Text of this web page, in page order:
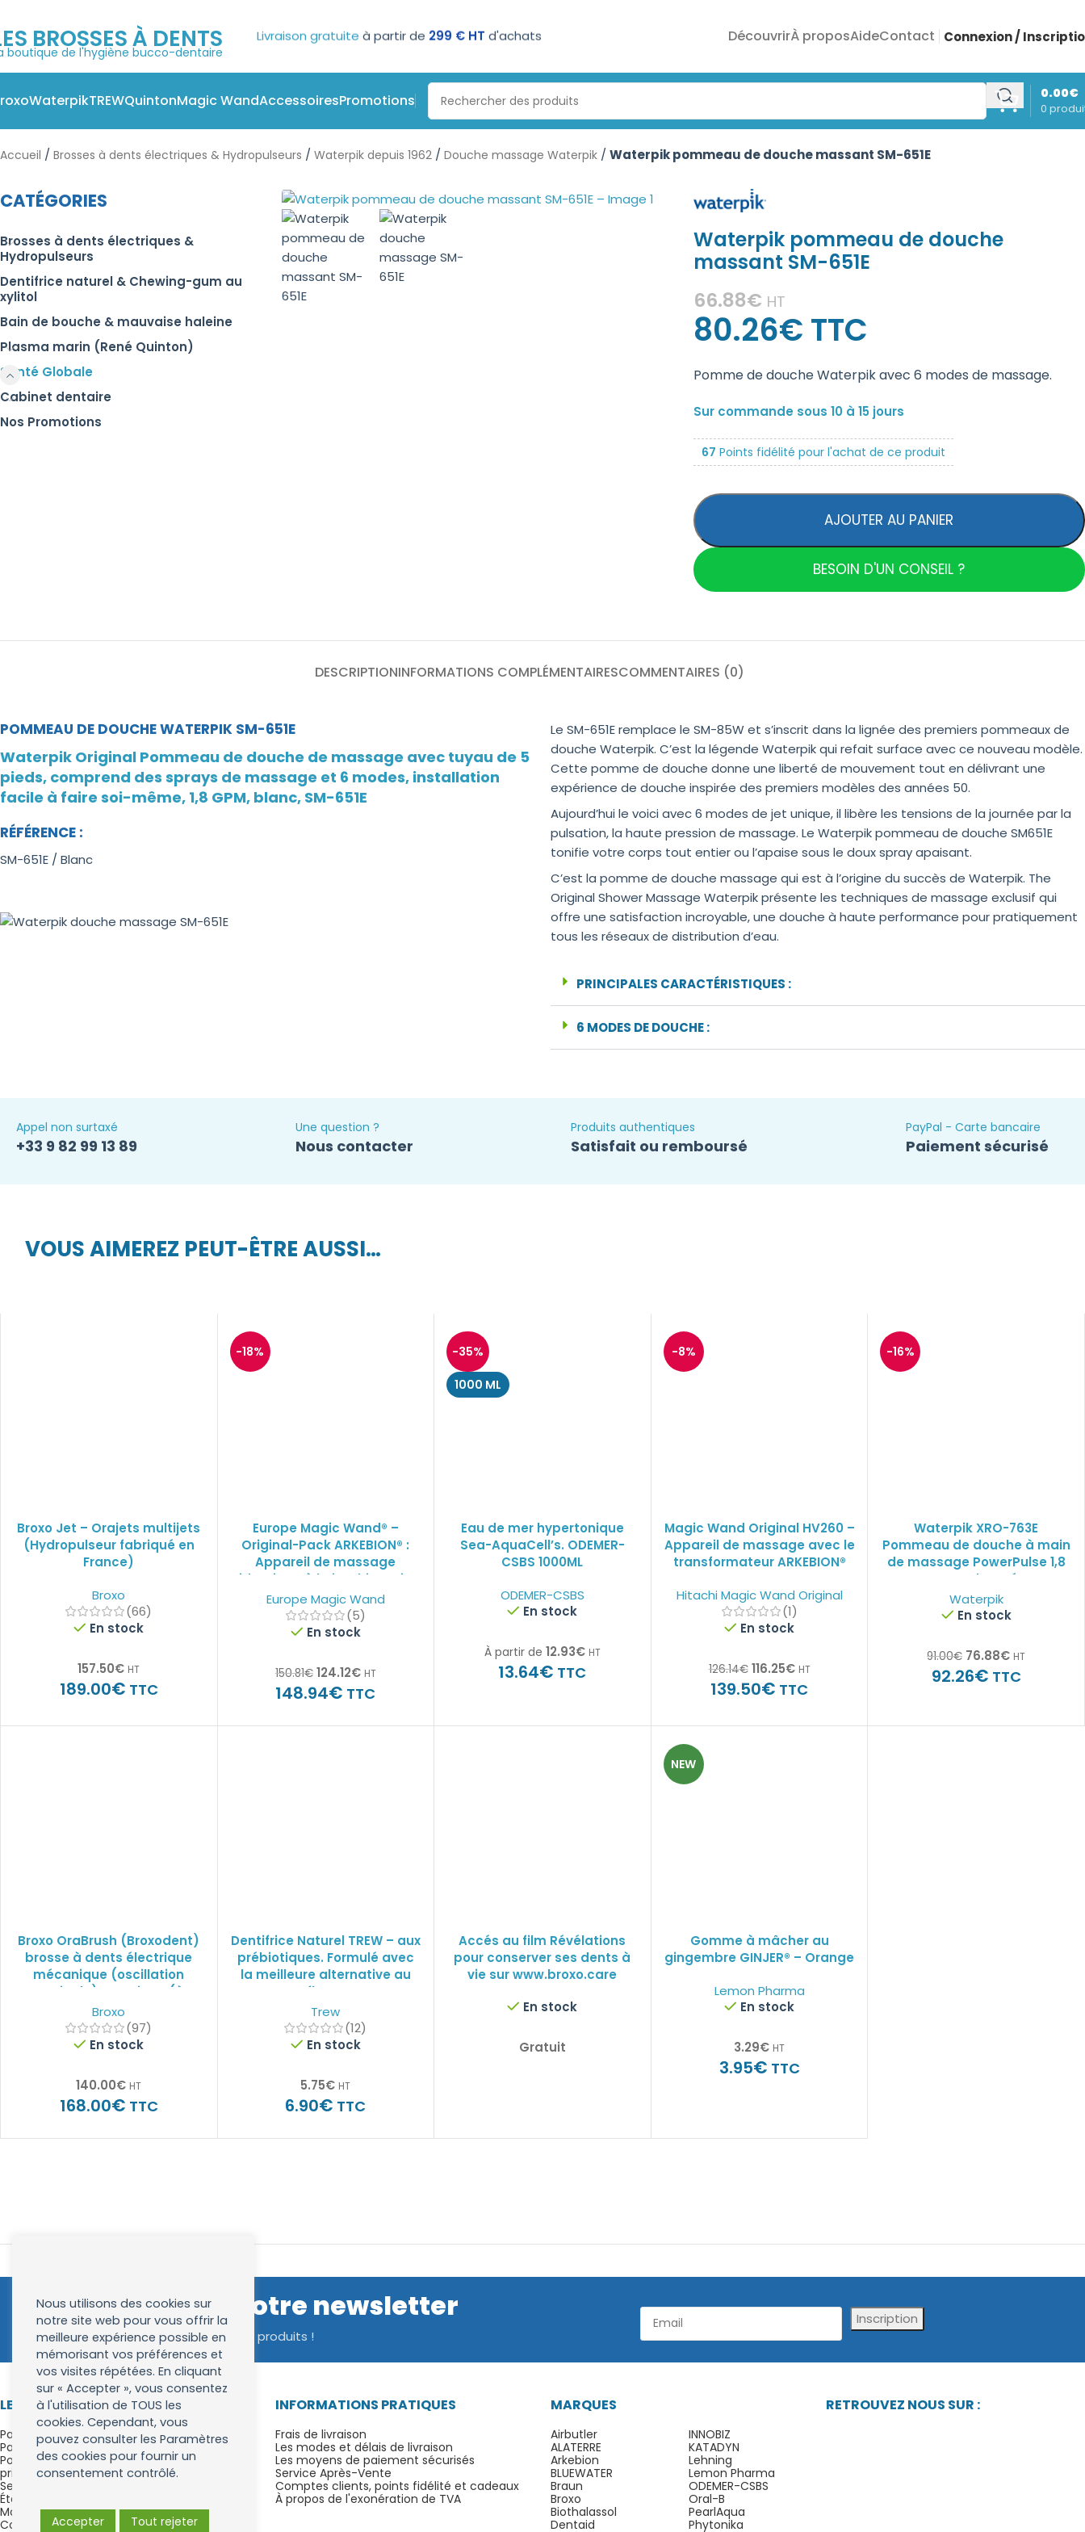
BROSSES À DENTS
boutique de l'hygiène bucco-dentaire Paiement en 3 ou 4 fois sans frais
DécouvrirÀ proposAideContact Connexion /
WaterpikTREWQuintonMagic WandAccessoiresPromotions 0
0.00€
Accueil / Brosses à dents électriques & Hydropulseurs / Waterpik depuis 1962 / Douche massage Waterpik / Waterpik pommeau de douche massant SM-651E
CATÉGORIES
Brosses à dents électriques &
Hydropulseurs
Dentifrice naturel & Chewing-gum au
xylitol
Bain de bouche & mauvaise haleine
Plasma marin (René Quinton)
Santé Globale
Cabinet dentaire
Nos Promotions
Waterpik pommeau de douche
massant SM-651E
66.88€ HT
80.26€ TTC
Pomme de douche Waterpik avec 6 modes de massage.
Sur commande sous 10 à 15 jours
67 Points fidélité pour l'achat de ce produit
AJOUTER AU PANIER
BESOIN D'UN CONSEIL ?
DESCRIPTIONINFORMATIONS COMPLÉMENTAIRESCOMMENTAIRES (0)
POMMEAU DE DOUCHE WATERPIK SM-651E
Waterpik Original Pommeau de douche de massage avec tuyau de 5
pieds, comprend des sprays de massage et 6 modes, installation
facile à faire soi-même, 1,8 GPM, blanc, SM-651E
RÉFÉRENCE :
SM-651E / Blanc
Le SM-651E remplace le SM-85W et s’inscrit dans la lignée des premiers pommeaux de
douche Waterpik. C’est la légende Waterpik qui refait surface avec ce nouveau modèle.
Cette pomme de douche donne une liberté de mouvement tout en délivrant une
expérience de douche inspirée des premiers modèles des années 50.
Aujourd’hui le voici avec 6 modes de jet unique, il libère les tensions de la journée par la
pulsation, la haute pression de massage. Le Waterpik pommeau de douche SM651E
tonifie votre corps tout entier ou l’apaise sous le doux spray apaisant.
C’est la pomme de douche massage qui est à l’origine du succès de Waterpik. The
Original Shower Massage Waterpik présente les techniques de massage exclusif qui
offre une satisfaction incroyable, une douche à haute performance pour pratiquement
tous les réseaux de distribution d’eau.
PRINCIPALES CARACTÉRISTIQUES :
6 MODES DE DOUCHE :
Appel non surtaxé
+33 9 82 99 13 89
Une question ?
Nous contacter
Produits authentiques
Satisfait ou remboursé
PayPal - Carte bancaire
Paiement sécurisé
VOUS AIMEREZ PEUT-ÊTRE AUSSI…
Broxo Jet – Orajets multijets
(Hydropulseur fabriqué en
France)
Broxo
(66)
En stock
157.50€ HT
189.00€ TTC
-18%
Europe Magic Wand® –
Original-Pack ARKEBION® :
Appareil de massage
identique à l’Hitachi Magic
Wand HV250R + 2 embouts +
Protège RFID
Europe Magic Wand
(5)
En stock
150.81€ 124.12€ HT
148.94€ TTC
-35%
1000 ML
Eau de mer hypertonique
Sea-AquaCell’s. ODEMER-
CSBS 1000ML
ODEMER-CSBS
En stock
À partir de 12.93€ HT
13.64€ TTC
-8%
Magic Wand Original HV260 –
Appareil de massage avec le
transformateur ARKEBION®
Hitachi Magic Wand Original
(1)
En stock
126.14€ 116.25€ HT
139.50€ TTC
-16%
Waterpik XRO-763E
Pommeau de douche à main
de massage PowerPulse 1,8
GPM Chromé
Waterpik
En stock
91.00€ 76.88€ HT
92.26€ TTC
Broxo OraBrush (Broxodent)
brosse à dents électrique
mécanique (oscillation
verticale) & sonique (à
cavitation hydrodynamique)
Broxo
(97)
En stock
140.00€ HT
168.00€ TTC
Dentifrice Naturel TREW – aux
prébiotiques. Formulé avec
la meilleure alternative au
fluor !
Trew
(12)
En stock
5.75€ HT
6.90€ TTC
Accés au film Révélations
pour conserver ses dents à
vie sur www.broxo.care
En stock
Gratuit
NEW
Gomme à mâcher au
gingembre GINJER® – Orange
Lemon Pharma
En stock
3.29€ HT
3.95€ TTC
Inscrivez vous à notre newsletter
Bénéficiez d'avantages exclusifs sur nos produits !
Inscription
LESBROSSESADENTS.FR
Paiement en 4x sans frais avec Alma ou
PayPal
Politique concernant le respect de la vie
privée
Service client
Étapes de vos achats en ligne
Modalités de rétractation
Conditions générales de vente
INFORMATIONS PRATIQUES
Frais de livraison
Les modes et délais de livraison
Les moyens de paiement sécurisés
Service Après-Vente
Comptes clients, points fidélité et cadeaux
À propos de l'exonération de TVA
MARQUES
Airbutler
ALATERRE
Arkebion
BLUEWATER
Braun
Broxo
Biothalassol
Dentaid
INNOBIZ
KATADYN
Lehning
Lemon Pharma
ODEMER-CSBS
Oral-B
PearlAqua
Phytonika
RETROUVEZ NOUS SUR :
Nous utilisons des cookies sur
notre site web pour vous offrir la
meilleure expérience possible en
mémorisant vos préférences et
vos visites répétées. En cliquant
sur « Accepter », vous consentez
à l'utilisation de TOUS les
cookies. Cependant, vous
pouvez consulter les Paramètres
des cookies pour fournir un
consentement contrôlé.
Accepter Tout rejeter